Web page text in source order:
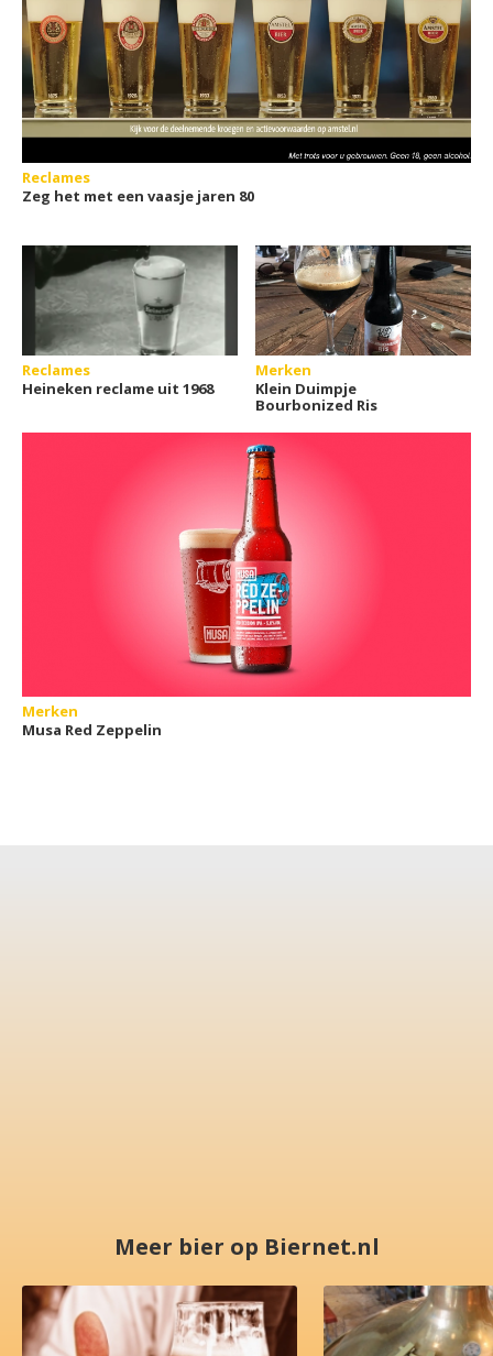
Reclames
Zeg het met een vaasje jaren 80
Reclames
Heineken reclame uit 1968
Merken
Klein Duimpje
Bourbonized Ris
Merken
Musa Red Zeppelin
Meer bier op Biernet.nl